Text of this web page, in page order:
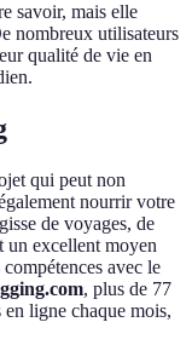
savoir, mais elle
nombreux utilisateurs
qualité de vie en
qui peut non
nourrir votre
de voyages, de
un excellent moyen
avec le
, plus de 77
ligne chaque mois,